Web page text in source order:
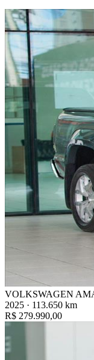
VOLKSWAGEN
2025 · 113.650 km
R$ 279.990,00